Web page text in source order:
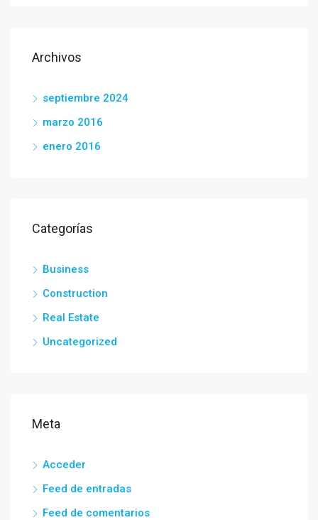
Archivos
septiembre 2024
marzo 2016
enero 2016
Categorías
Business
Construction
Real Estate
Uncategorized
Meta
Acceder
Feed de entradas
Feed de comentarios